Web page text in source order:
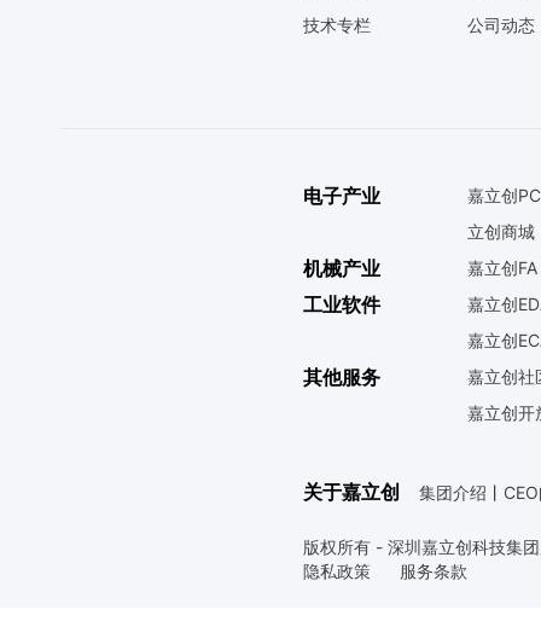
技术专栏
公司动态
电子产业
嘉立创
立创商城
机械产业 嘉立创FA
工业软件
嘉立创
嘉立创
其他服务
嘉立创社
嘉立创开
关于嘉立创 集团介绍 丨
版权所有 - 深圳嘉立创科技集
隐私政策
服务条款